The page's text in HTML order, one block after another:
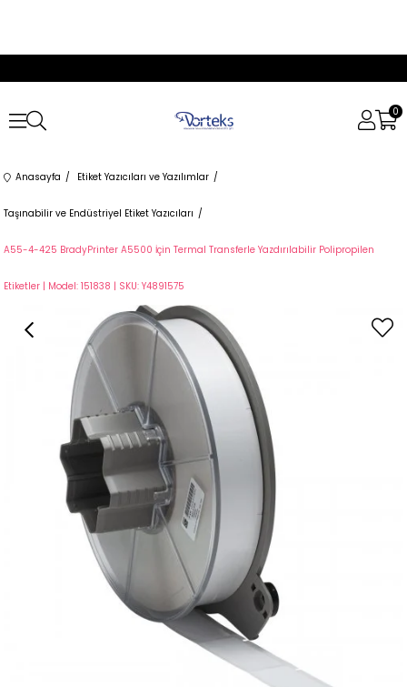
0
Anasayfa Etiket Yazıcıları ve Yazılımlar
Taşınabilir ve Endüstriyel Etiket Yazıcıları
A55-4-425 BradyPrinter A5500 İçin Termal Transferle Yazdırılabilir Polipropilen
Etiketler | Model: 151838 | SKU: Y4891575